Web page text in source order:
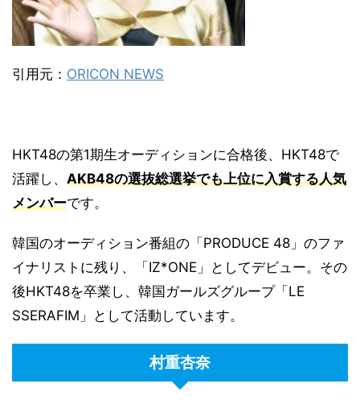
引用元： ORICON NEWS
HKT48の第1期生オーディションに合格後、HKT48で
活躍し、 AKB48の選抜総選挙でも上位に入賞する人気
メンバーです。
韓国のオーディション番組の「PRODUCE 48」のファ
イナリストに残り、「IZ*ONE」としてデビュー。その
後HKT48を卒業し、韓国ガールズグループ「LE
SSERAFIM」として活動しています。
村重杏奈